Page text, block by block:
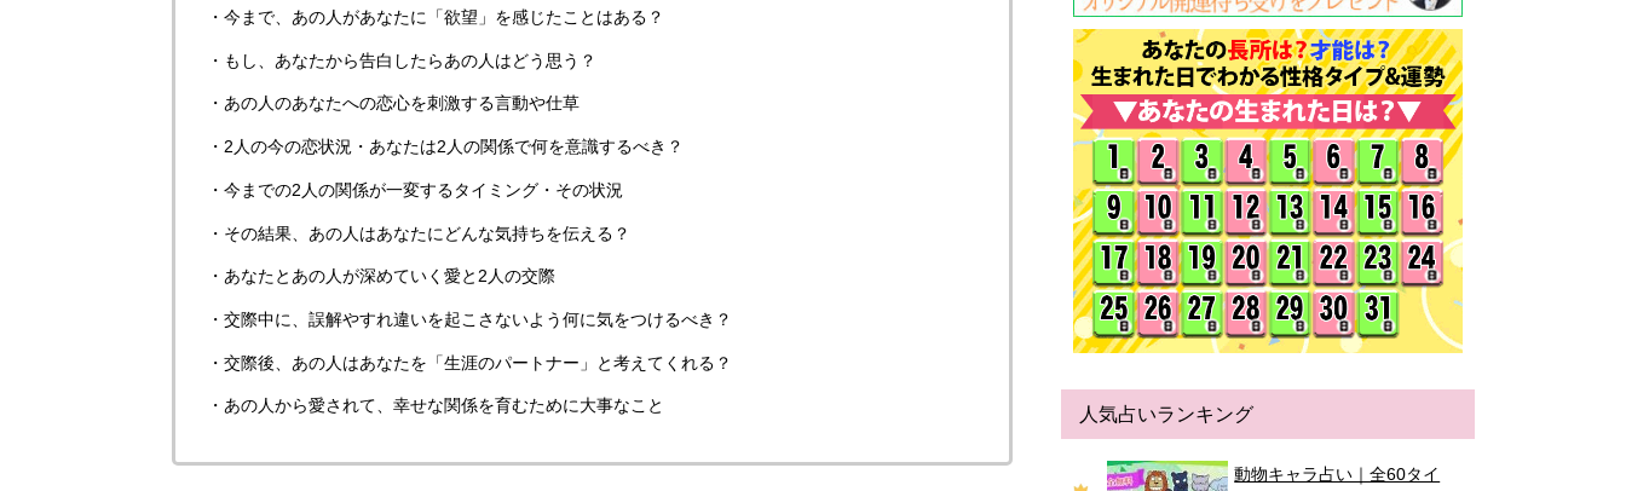
・今まで、あの人があなたに「欲望」を感じたことはある？
・もし、あなたから告白したらあの人はどう思う？
・あの人のあなたへの恋心を刺激する言動や仕草
・2人の今の恋状況・あなたは2人の関係で何を意識するべき？
・今までの2人の関係が一変するタイミング・その状況
・その結果、あの人はあなたにどんな気持ちを伝える？
・あなたとあの人が深めていく愛と2人の交際
・交際中に、誤解やすれ違いを起こさないよう何に気をつけるべき？
・交際後、あの人はあなたを「生涯のパートナー」と考えてくれる？
・あの人から愛されて、幸せな関係を育むために大事なこと 人気占いランキング
動物キャラ占い｜全60タイ